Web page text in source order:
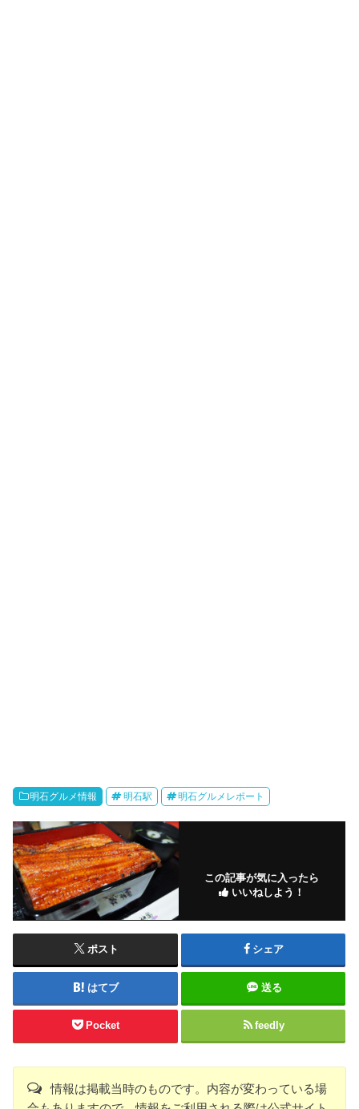
明石グルメ情報 明石駅 明石グルメレポート
この記事が気に入ったら
いいねしよう！
ポスト シェア
はてブ 送る
Pocket feedly
情報は掲載当時のものです。内容が変わっている場